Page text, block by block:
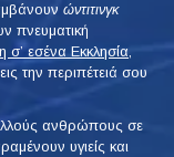
ώντιτινγκ
πνευματική
σ’ εσένα Εκκλησία,
την περιπέτειά σου
ανθρώπους σε
υγιείς και